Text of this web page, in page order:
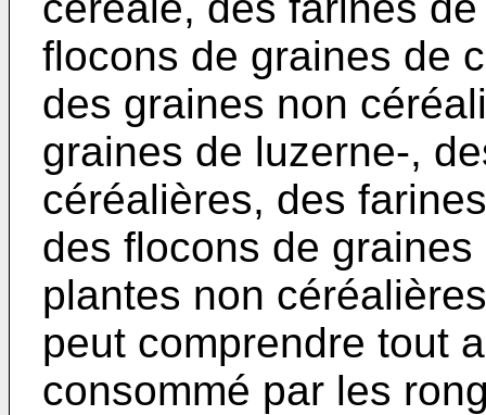
flocons de graines de
des graines non
graines de luzerne-,
céréalières, des
des flocons de
plantes non
peut comprendre tout
consommé par les